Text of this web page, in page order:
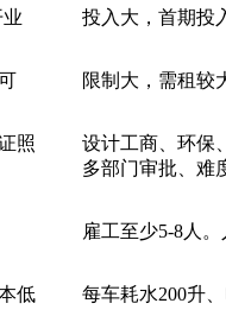
投入大，首期投
限制大，需租较
照
设计工商、环保
多部门审批、难
雇工至少5-8人
低 每车耗水200升